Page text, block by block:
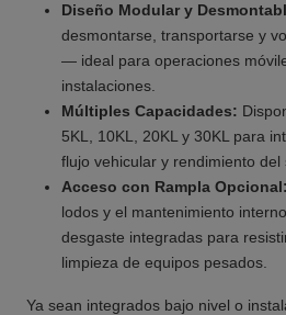
Diseño Modular y
desmontarse, transportarse y
— ideal para operaciones
instalaciones.
Múltiples Capacidades:
5KL, 10KL, 20KL y 30KL para
flujo vehicular y rendimiento del
Acceso con Rampla Opcional:
lodos y el mantenimiento
desgaste integradas para
limpieza de equipos pesados.
Ya sean integrados bajo nivel o